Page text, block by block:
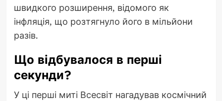
швидкого розширення, відомого як
інфляція, що розтягнуло його в мільйони
разів.
Що відбувалося в перші
секунди?
У ці перші миті Всесвіт нагадував космічний